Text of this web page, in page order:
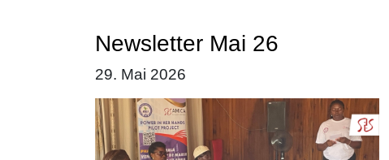
Newsletter Mai 26
29. Mai 2026